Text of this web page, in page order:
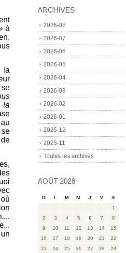
ARCHIVES
2026-08
2026-07
2026-06
2026-05
2026-04
2026-03
2026-02
2026-01
2025-12
2025-11
Toutes les archives
AOÛT 2026
D L M M J V
S
1
2
3 4 5 6 7
8
9
10 11 12 13 14
15
16
17 18 19 20 21
22
23
24 25 26 27 28
29
à
la
se
la
où